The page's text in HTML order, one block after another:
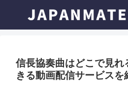
信長協奏曲はどこで見れ
きる動画配信サービスを